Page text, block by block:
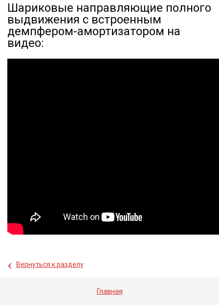
Шариковые направляющие полного
выдвижения с встроенным
демпфером-амортизатором на
видео:
‹ Вернуться к разделу
Главная